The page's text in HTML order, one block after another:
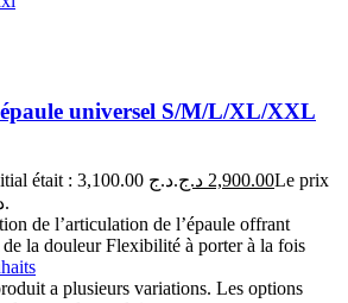
universel S/M/L/XL/XXL
Le prix initial était : 3,100.00 د.ج. 2,900.00 د.ج
Le prix
actuel est : 2,900.00 د.ج.
de l’articulation de l’épaule offrant
la douleur Flexibilité à porter à la fois
a plusieurs variations. Les options